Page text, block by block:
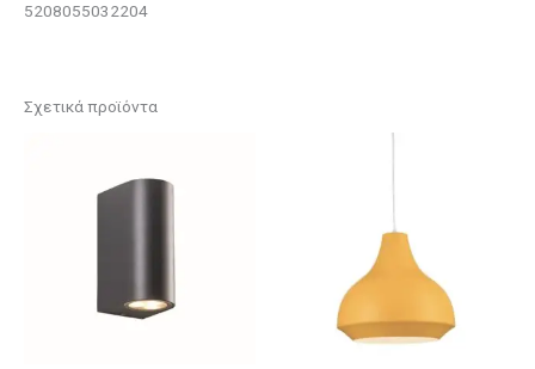
5208055032204
Σχετικά προϊόντα